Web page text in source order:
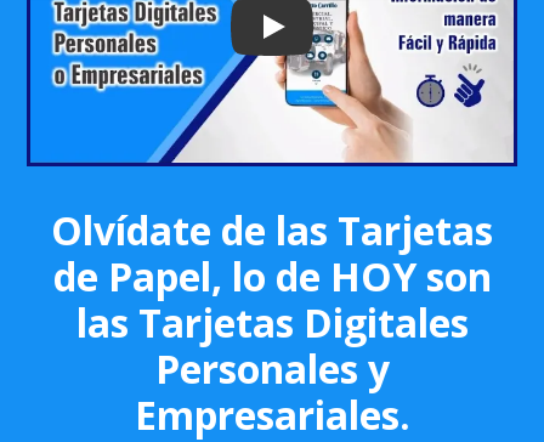
Play: Keynote (Google I/O '18)
Olvídate de las Tarjetas
de Papel, lo de HOY son
las Tarjetas Digitales
Personales y
Empresariales.